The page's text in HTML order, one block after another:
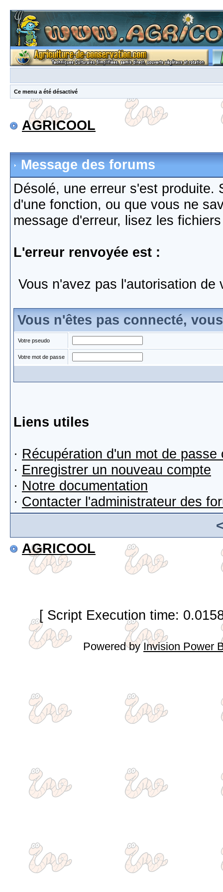
Ce menu a été désactivé
AGRICOOL
Message des forums
Désolé, une erreur s'est produite.
d'une fonction, ou que vous ne
message d'erreur, lisez les
L'erreur renvoyée est :
Vous n'avez pas l'autorisation de
Vous n'êtes pas connecté,
Votre pseudo
Votre mot de passe
Liens utiles
· Récupération d'un mot de passe
· Enregistrer un nouveau compte
· Notre documentation
· Contacter l'administrateur des
AGRICOOL
[ Script Execution time:
Powered byInvision Power